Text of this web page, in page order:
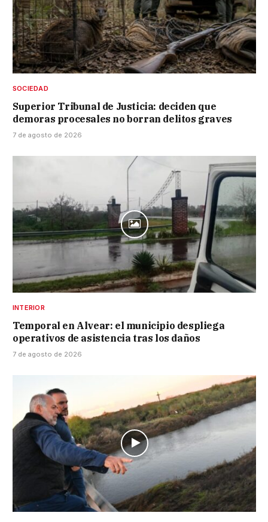
SOCIEDAD
Superior Tribunal de Justicia: deciden que
demoras procesales no borran delitos graves
7 de agosto de 2026
INTERIOR
Temporal en Alvear: el municipio despliega
operativos de asistencia tras los daños
7 de agosto de 2026